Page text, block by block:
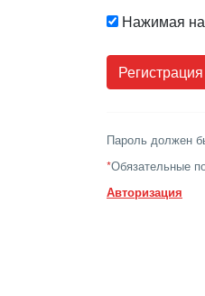
Нажимая
Пароль должен
*Обязательные
Авторизация